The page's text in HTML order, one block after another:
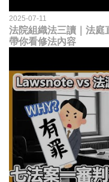
2025-07-11
法院組織法三讀｜法庭
帶你看修法內容